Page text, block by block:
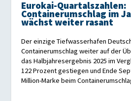
Eurokai-Quartalszahlen:
Containerumschlag im
wächst weiter rasant
Der einzige Tiefwasserhafen
Containerumschlag weiter auf der
das Halbjahresergebnis 2025 im
122 Prozent gestiegen und Ende
Million-Marke beim